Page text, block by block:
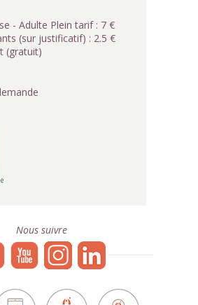
- Adulte Plein tarif : 7 €
(sur justificatif) : 2.5 €
(gratuit)
Nous suivre